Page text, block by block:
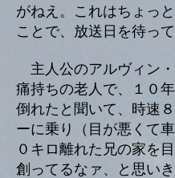
がねえ。これはちょっ
ことで、放送日を待って
主人公のアルヴィン
痛持ちの老人で、１０
倒れたと聞いて、時速
ーに乗り（目が悪くて
０キロ離れた兄の家を
創ってるなァ、と思い